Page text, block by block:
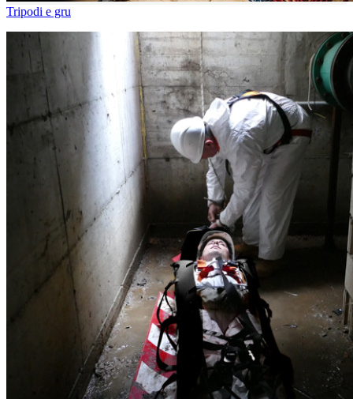
Tripodi e gru